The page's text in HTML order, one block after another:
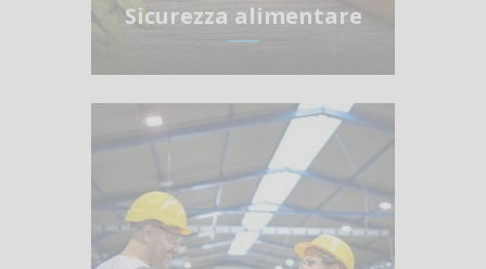
Sicurezza alimentare